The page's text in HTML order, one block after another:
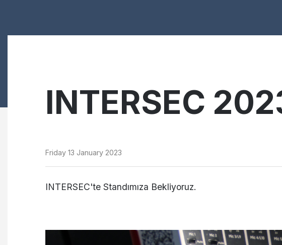
INTERSEC
Friday 13 January 2023
INTERSEC'te Standımıza Bekliyoruz.